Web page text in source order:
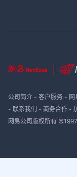
公司简介- 客户服务-
- 联系我们 - 商务合作-
网易公司版权所有